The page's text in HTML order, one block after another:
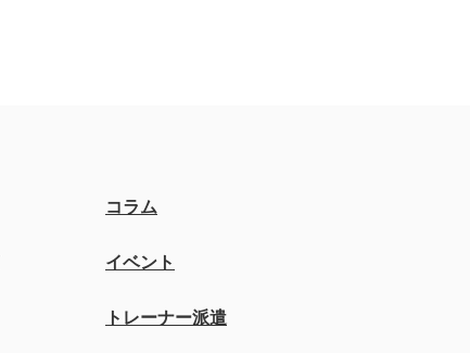
コラム
イベント
トレーナー派遣